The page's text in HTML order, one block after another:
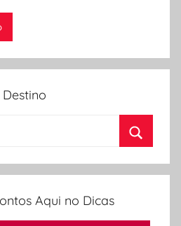
Destino
Aqui no Dicas